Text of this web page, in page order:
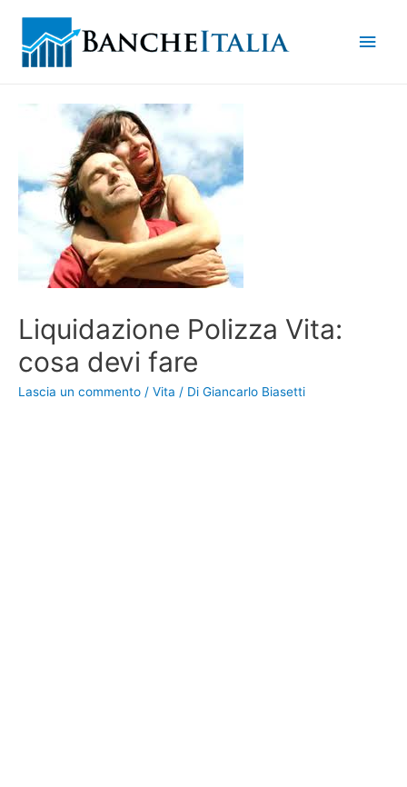
Liquidazione Polizza Vita:
cosa devi fare
Lascia un commento / Vita / Di Giancarlo Biasetti